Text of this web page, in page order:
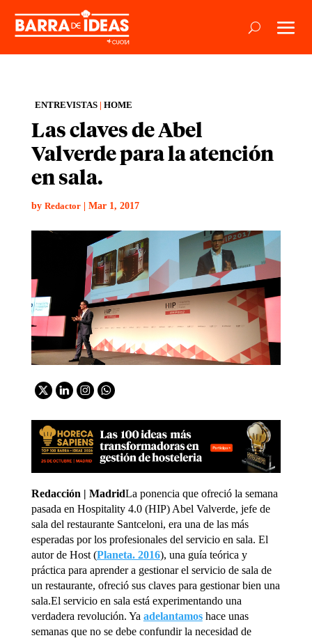
ENTREVISTAS| HOME
Las claves de Abel
Valverde para la atención
en sala.
by Redactor| Mar 1, 2017
Redacción | MadridLa ponencia que ofreció la semana
pasada en Hospitality 4.0 (HIP) Abel Valverde, jefe de
sala del restaurante Santceloni, era una de las más
esperadas por los profesionales del servicio en sala. El
autor de Host (Planeta. 2016), una guía teórica y
práctica para aprender a gestionar el servicio de sala de
un restaurante, ofreció sus claves para gestionar bien una
sala.El servicio en sala está experimentando una
verdadera revolución. Ya adelantamoshace unas
semanas que no se debe confundir la necesidad de